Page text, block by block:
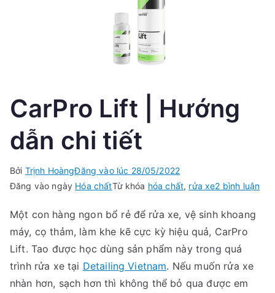
CarPro Lift | Hướng
dẫn chi tiết
Bởi Trịnh HoàngĐăng vào lúc 28/05/2022
Đăng vào ngày Hóa chấtTừ khóa hóa chất, rửa xe2 bình luậnở
Một con hàng ngon bổ rẻ để rửa xe, vệ sinh khoang
máy, cọ thảm, làm khe kẽ cực kỳ hiệu quả, CarPro
Lift. Tao được học dùng sản phẩm này trong quá
trình rửa xe tại Detailing Vietnam. Nếu muốn rửa xe
nhàn hơn, sạch hơn thì không thể bỏ qua được em